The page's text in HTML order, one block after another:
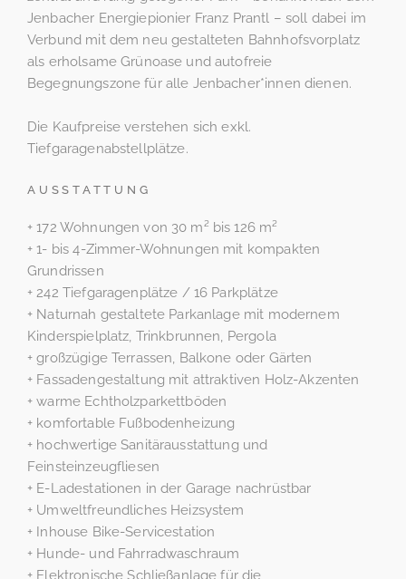
Jenbacher Energiepionier Franz Prantl – soll dabei im
Verbund mit dem neu gestalteten Bahnhofsvorplatz
als erholsame Grünoase und autofreie
Begegnungszone für alle Jenbacher*innen dienen.
Die Kaufpreise verstehen sich exkl.
Tiefgaragenabstellplätze.
AUSSTATTUNG
+ 172 Wohnungen von 30 m² bis 126 m²
+ 1- bis 4-Zimmer-Wohnungen mit kompakten
Grundrissen
+ 242 Tiefgaragenplätze / 16 Parkplätze
+ Naturnah gestaltete Parkanlage mit modernem
Kinderspielplatz, Trinkbrunnen, Pergola
+ großzügige Terrassen, Balkone oder Gärten
+ Fassadengestaltung mit attraktiven Holz-Akzenten
+ warme Echtholzparkettböden
+ komfortable Fußbodenheizung
+ hochwertige Sanitärausstattung und
Feinsteinzeugfliesen
+ E-Ladestationen in der Garage nachrüstbar
+ Umweltfreundliches Heizsystem
+ Inhouse Bike-Servicestation
+ Hunde- und Fahrradwaschraum
+ Elektronische Schließanlage für die